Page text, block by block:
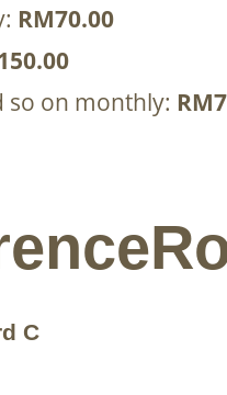
RM70.00
so on monthly:
C